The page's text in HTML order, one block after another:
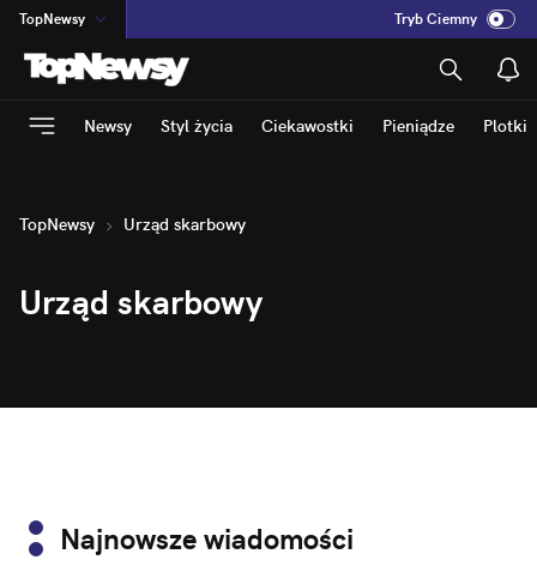
TopNewsy
na:Temat
INN:Poland
ASZ:dziennik
dad HERO
Tryb Ciemny
Newsy Styl życia Ciekawostki Pieniądze Plotki
TopNewsy Urząd skarbowy
Urząd skarbowy
Najnowsze wiadomości